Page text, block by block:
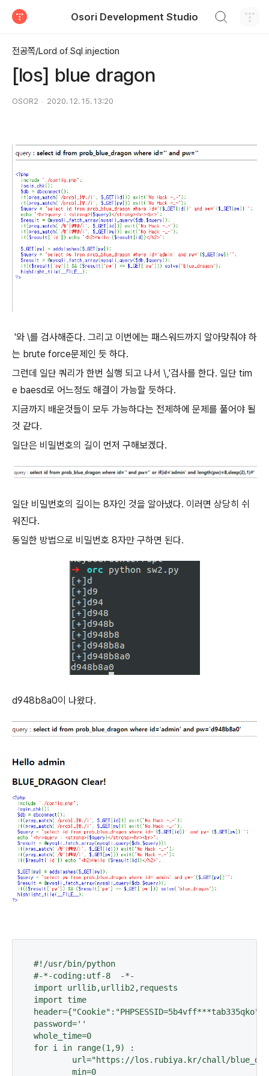
Osori Development Studio
전공쪽/Lord of Sql injection
[los] blue dragon
OSOR2 2020. 12. 15. 13:20
'와 \를 검사해준다. 그리고 이번에는 패스워드까지 알아맞춰야 하
는 brute force문제인 듯 하다.
그런데 일단 쿼리가 한번 실행 되고 나서 \,'검사를 한다. 일단 tim
e baesd로 어느정도 해결이 가능할 듯하다.
지금까지 배운것들이 모두 가능하다는 전제하에 문제를 풀어야 될
것 같다.
일단은 비밀번호의 길이 먼저 구해보겠다.
일단 비밀번호의 길이는 8자인 것을 알아냈다. 이러면 상당히 쉬
워진다.
동일한 방법으로 비밀번호 8자만 구하면 된다.
d948b8a0이 나왔다.
#!/usr/bin/python
#-*-coding:utf-8  -*-
import urllib,urllib2,requests
import time
header={"Cookie":"PHPSESSID=5b4vff***tab335qko"}
password=''
whole_time=0
for i in range(1,9) :